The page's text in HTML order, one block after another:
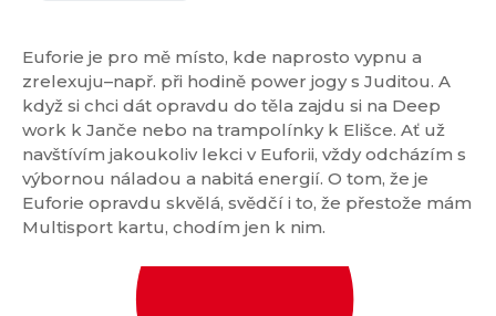
Euforie je pro mě místo, kde naprosto vypnu a
zrelexuju–např. při hodině power jogy s Juditou. A
když si chci dát opravdu do těla zajdu si na Deep
work k Janče nebo na trampolínky k Elišce. Ať už
navštívím jakoukoliv lekci v Euforii, vždy odcházím s
výbornou náladou a nabitá energií. O tom, že je
Euforie opravdu skvělá, svědčí i to, že přestože mám
Multisport kartu, chodím jen k nim.